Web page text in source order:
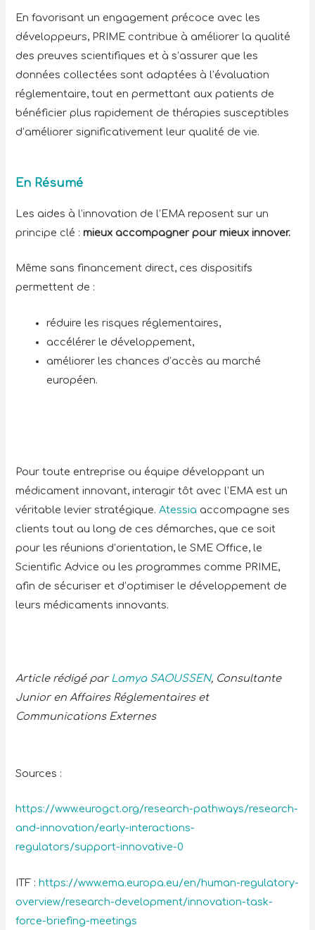
En favorisant un engagement précoce avec les
développeurs, PRIME contribue à améliorer la qualité
des preuves scientifiques et à s’assurer que les
données collectées sont adaptées à l’évaluation
réglementaire, tout en permettant aux patients de
bénéficier plus rapidement de thérapies susceptibles
d’améliorer significativement leur qualité de vie.
En Résumé
Les aides à l’innovation de l’EMA reposent sur un
principe clé :mieux accompagner pour mieux innover.
Même sans financement direct, ces dispositifs
permettent de :
réduire les risques réglementaires,
accélérer le développement,
améliorer les chances d’accès au marché
européen.
Pour toute entreprise ou équipe développant un
médicament innovant, interagir tôt avec l’EMA est un
véritable levier stratégique.Atessia accompagne ses
clients tout au long de ces démarches, que ce soit
pour les réunions d’orientation, le SME Office, le
Scientific Advice ou les programmes comme PRIME,
afin de sécuriser et d’optimiser le développement de
leurs médicaments innovants.
Article rédigé par Lamya SAOUSSEN, Consultante
Junior en Affaires Réglementaires et
Communications Externes
Sources :
https://www.eurogct.org/research-pathways/research-
and-innovation/early-interactions-
regulators/support-innovative-0
ITF :https://www.ema.europa.eu/en/human-regulatory-
overview/research-development/innovation-task-
force-briefing-meetings